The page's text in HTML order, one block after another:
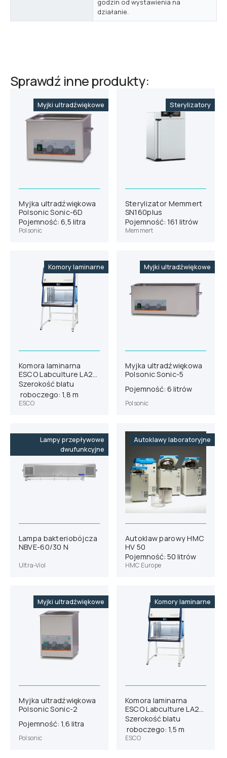
działanie.
Sprawdź inne produkty:
Myjki ultradźwiękowe
Myjka ultradźwiękowa
Polsonic Sonic-6D
Pojemność: 6,5 litra
Polsonic
Sterylizatory
Sterylizator Memmert
SN160plus
Pojemność: 161 litrów
Memmert
Komory laminarne
Komora laminarna
ESCO Labculture LA2-
6E8-EU G4
Szerokość blatu
roboczego: 1,8 m
ESCO
Myjki ultradźwiękowe
Myjka ultradźwiękowa
Polsonic Sonic-5
Pojemność: 6 litrów
Polsonic
Lampy przepływowe
dwufunkcyjne
Lampa bakteriobójcza
NBVE-60/30 N
Ultra-Viol
Autoklawy laboratoryjne
Autoklaw parowy HMC
HV 50
Pojemność: 50 litrów
HMC Europe
Myjki ultradźwiękowe
Myjka ultradźwiękowa
Polsonic Sonic-2
Pojemność: 1,6 litra
Polsonic
Komory laminarne
Komora laminarna
ESCO Labculture LA2-
5E8-EU G4
Szerokość blatu
roboczego: 1,5 m
ESCO